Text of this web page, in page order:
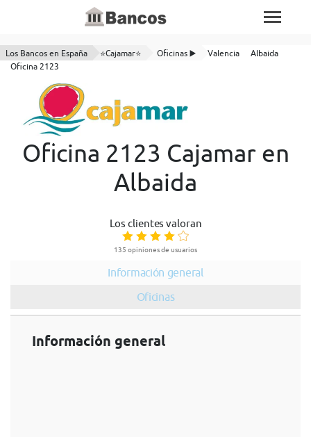
Los Bancos en España ⭐Cajamar⭐ Oficinas ▶️ Valencia
Albaida
Oficina 2123
Oficina 2123 Cajamar en
Albaida
Los clientes valoran
135 opiniones de usuarios
Información general
Oficinas
Información general